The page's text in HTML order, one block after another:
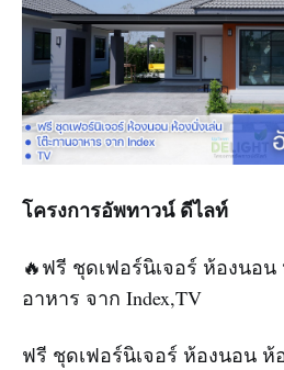
โครงการอัพทาวน์ ดีไลท์
🔥ฟรี ชุดเฟอร์นิเจอร์ ห้องนอ
อาหาร จาก Index,TV
ฟรี ชุดเฟอร์นิเจอร์ ห้องนอน ห้